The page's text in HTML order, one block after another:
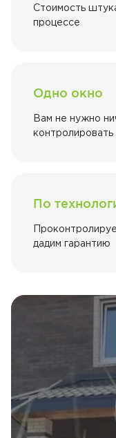
Стоимость
процессе
Одно окно
Вам не нужно
контролировать
По
дадим гарантию